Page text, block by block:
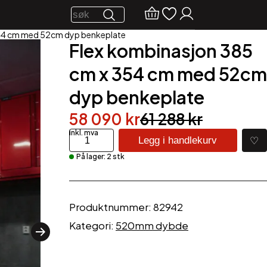
cm med 52cm dyp benkeplate
Flex kombinasjon 385
cm x 354 cm med 52cm
dyp benkeplate
61 288kr
Opprinnelig
pris
var:
61
58 090 kr
Nåværende
pris
er:
58
Flex
kombinasjon
385
x
cm
med
52cm
Legg i handlekurv ♡
På lager: 2 stk
Produktnummer:82942
Kategori:520mm dybde